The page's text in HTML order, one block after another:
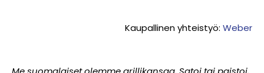
Kaupallinen yhteistyö: Weber